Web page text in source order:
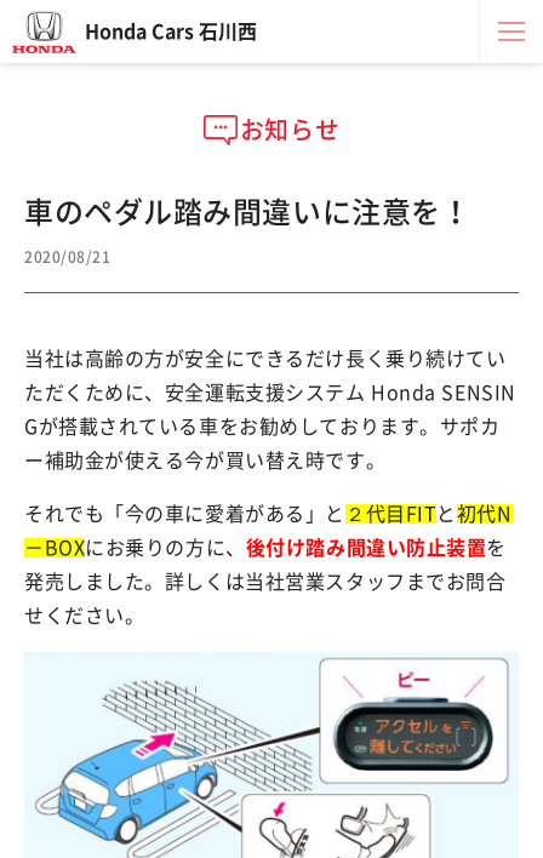
Honda Cars 石川西
お知らせ
車のペダル踏み間違いに注意を！
2020/08/21
当社は高齢の方が安全にできるだけ長く乗り続けてい
ただくために、安全運転支援システム Honda SENSIN
Gが搭載されている車をお勧めしております。サポカ
ー補助金が使える今が買い替え時です。
それでも「今の車に愛着がある」と ２代目FIT と 初代N
－BOXにお乗りの方に、 後付け踏み間違い防止装置を
発売しました。詳しくは当社営業スタッフまでお問合
せください。